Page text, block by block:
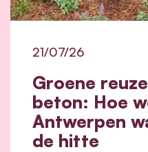
Groene
beton: Hoe
Antwerpen
de hitte
21/07/26